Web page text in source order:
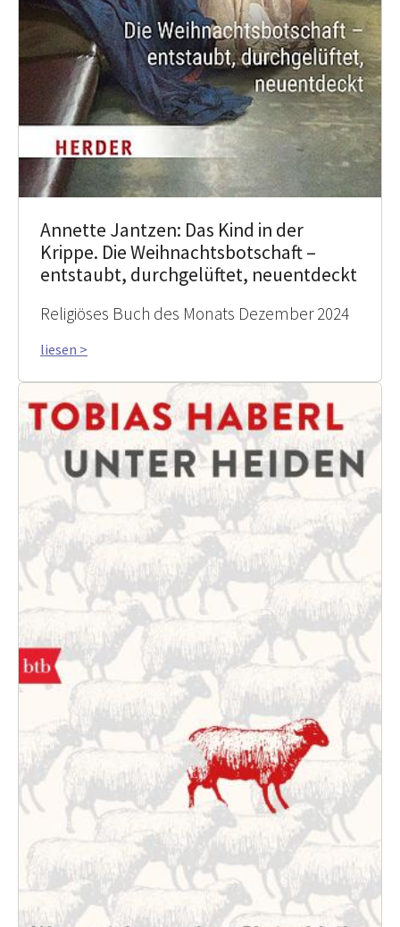
Annette Jantzen: Das Kind in der
Krippe. Die Weihnachtsbotschaft –
entstaubt, durchgelüftet, neuentdeckt
Religiöses Buch des Monats Dezember 2024
liesen >